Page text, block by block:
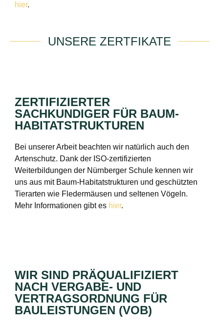
hier.
UNSERE ZERTFIKATE
ZERTIFIZIERTER
SACHKUNDIGER FÜR BAUM-
HABITATSTRUKTUREN
Bei unserer Arbeit beachten wir natürlich auch den
Artenschutz. Dank der ISO-zertifizierten
Weiterbildungen der Nürnberger Schule kennen wir
uns aus mit Baum-Habitatstrukturen und geschützten
Tierarten wie Fledermäusen und seltenen Vögeln.
Mehr Informationen gibt es hier.
WIR SIND PRÄQUALIFIZIERT
NACH VERGABE- UND
VERTRAGSORDNUNG FÜR
BAULEISTUNGEN (VOB)